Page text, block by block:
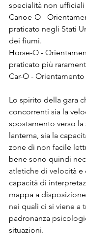
specialità non
Canoe-O -
praticato negli Stati
dei fiumi.
Horse-O -
praticato più
Car-O -
Lo spirito della gara
concorrenti sia la
spostamento verso la
lanterna, sia la
zone di non facile
bene sono quindi
atletiche di velocità e
capacità di
mappa a
nei quali ci si viene a
padronanza
situazioni.